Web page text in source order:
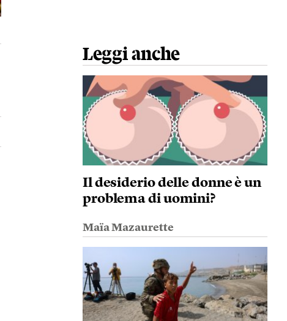
Leggi anche
Il desiderio delle donne è un
problema di uomini?
Maïa Mazaurette